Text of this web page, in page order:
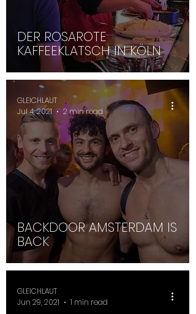
DER ROSAROTE
KAFFEEKLATSCH IN KÖLN
BACKDOOR AMSTERDAM IS
BACK
GLEICHLAUT
Jul 4, 2021
2 min read
GLEICHLAUT
Jun 29, 2021
1 min read